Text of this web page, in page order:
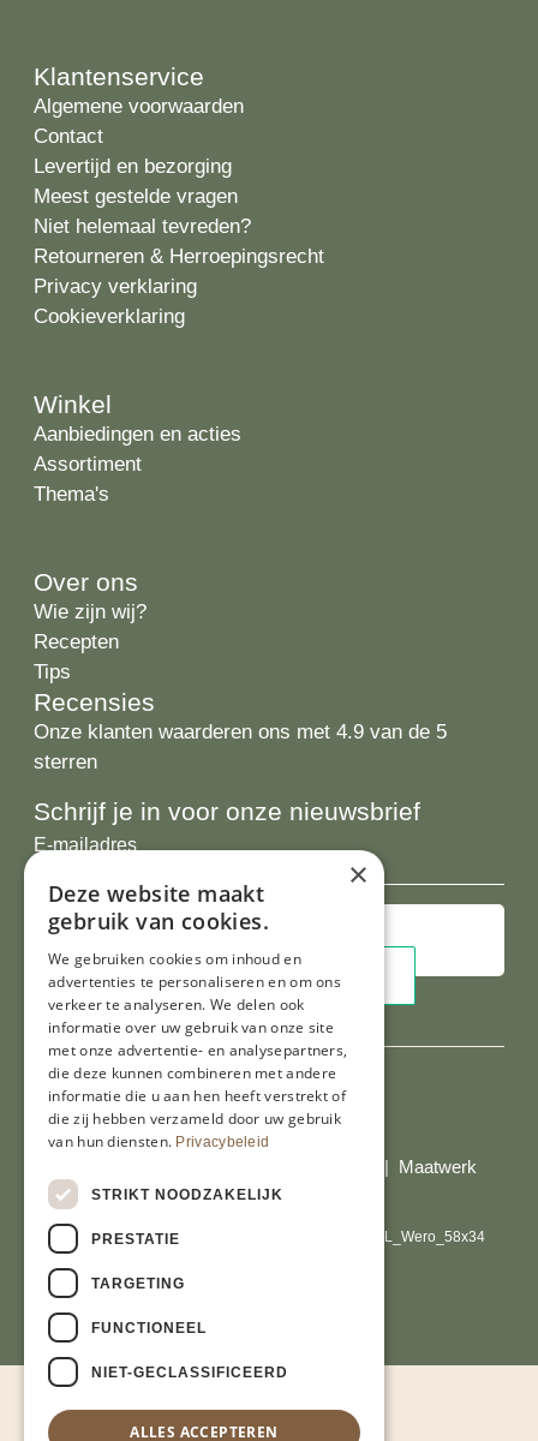
Klantenservice
Algemene voorwaarden
Contact
Levertijd en bezorging
Meest gestelde vragen
Niet helemaal tevreden?
Retourneren & Herroepingsrecht
Privacy verklaring
Cookieverklaring
Winkel
Aanbiedingen en acties
Assortiment
Thema's
Over ons
Wie zijn wij?
Recepten
Tips
Recensies
Onze klanten waarderen ons met 4.9 van de 5
sterren
Schrijf je in voor onze nieuwsbrief
E-
Al onze prijzen zijn incl. BTW
© Copyright 2026 Limburgs Bakwinkeltje | Maatwerk
website webmix
×
Deze website maakt
gebruik van cookies.
We gebruiken cookies om inhoud en
advertenties te personaliseren en om ons
verkeer te analyseren. We delen ook
informatie over uw gebruik van onze site
met onze advertentie- en analysepartners,
die deze kunnen combineren met andere
informatie die u aan hen heeft verstrekt of
die zij hebben verzameld door uw gebruik
van hun diensten. Privacybeleid
STRIKT NOODZAKELIJK
PRESTATIE
TARGETING
FUNCTIONEEL
NIET-GECLASSIFICEERD
ALLES ACCEPTEREN